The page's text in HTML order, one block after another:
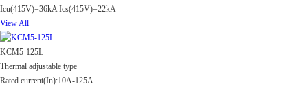
Icu(415V)=36kA Ics(415V)=22kA
View All
KCM5-125L
Thermal adjustable type
Rated current(In):10A-125A